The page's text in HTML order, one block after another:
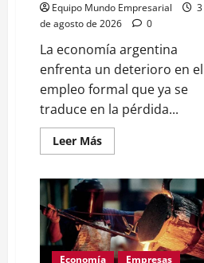
Equipo Mundo Empresarial
3
de agosto de 2026
0
La economía argentina
enfrenta un deterioro en el
empleo formal que ya se
traduce en la pérdida...
Leer MásLeer
más
Empleo
formal
en
Argentina
cae
230.000
puestos
Economía Empresas